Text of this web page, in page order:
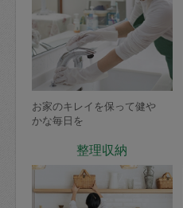
お家のキレイを保って健や
かな毎日を
整理収納